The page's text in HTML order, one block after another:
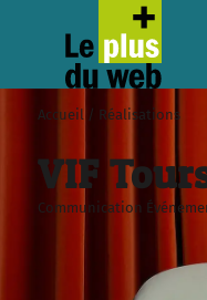
Culturel et évènementiel
Accueil/ Réalisations
VIF
Communication